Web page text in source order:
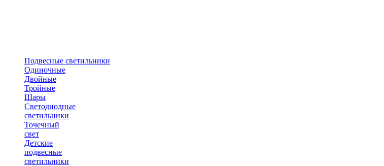
Подвесные светильники
Одиночные
Двойные
Тройные
Шары
Светодиодные
светильники
Точечный
свет
Детские
подвесные
светильники